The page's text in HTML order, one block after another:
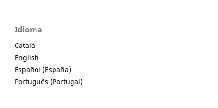
Idioma
Català
English
Español (España)
Português (Portugal)